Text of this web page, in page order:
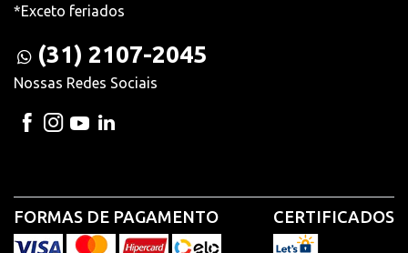
*Exceto feriados
(31) 2107-2045
Nossas Redes Sociais
FORMAS DE PAGAMENTO CERTIFICADOS